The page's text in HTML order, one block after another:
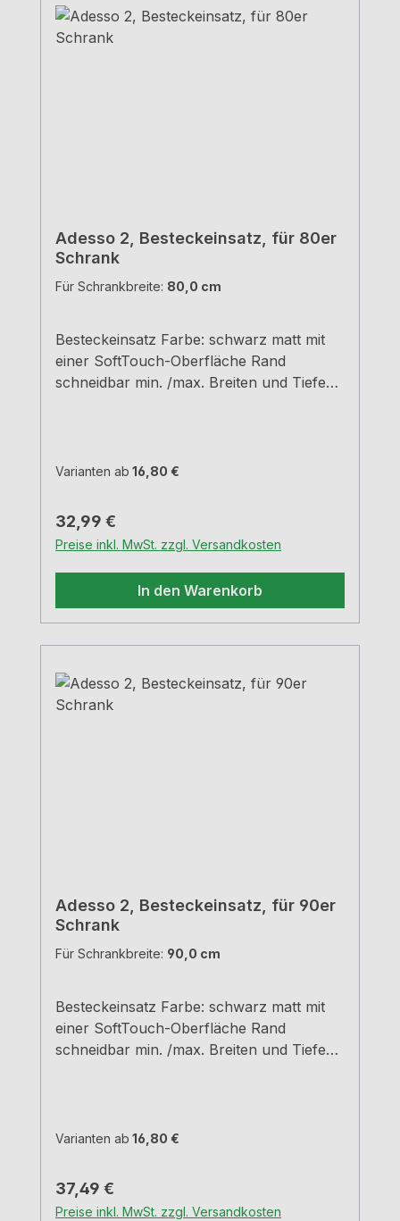
Adesso 2, Besteckeinsatz, für 80er
Schrank
Für Schrankbreite: 80,0 cm
Besteckeinsatz Farbe: schwarz matt mit
einer SoftTouch-Oberfläche Rand
schneidbar min. /max. Breiten und Tiefen
Varianten ab 16,80 €
Regulärer Preis:
32,99 €
Preise inkl. MwSt. zzgl. Versandkosten
In den Warenkorb
Adesso 2, Besteckeinsatz, für 90er
Schrank
Für Schrankbreite: 90,0 cm
Besteckeinsatz Farbe: schwarz matt mit
einer SoftTouch-Oberfläche Rand
schneidbar min. /max. Breiten und Tiefen
Varianten ab 16,80 €
Regulärer Preis:
37,49 €
Preise inkl. MwSt. zzgl. Versandkosten